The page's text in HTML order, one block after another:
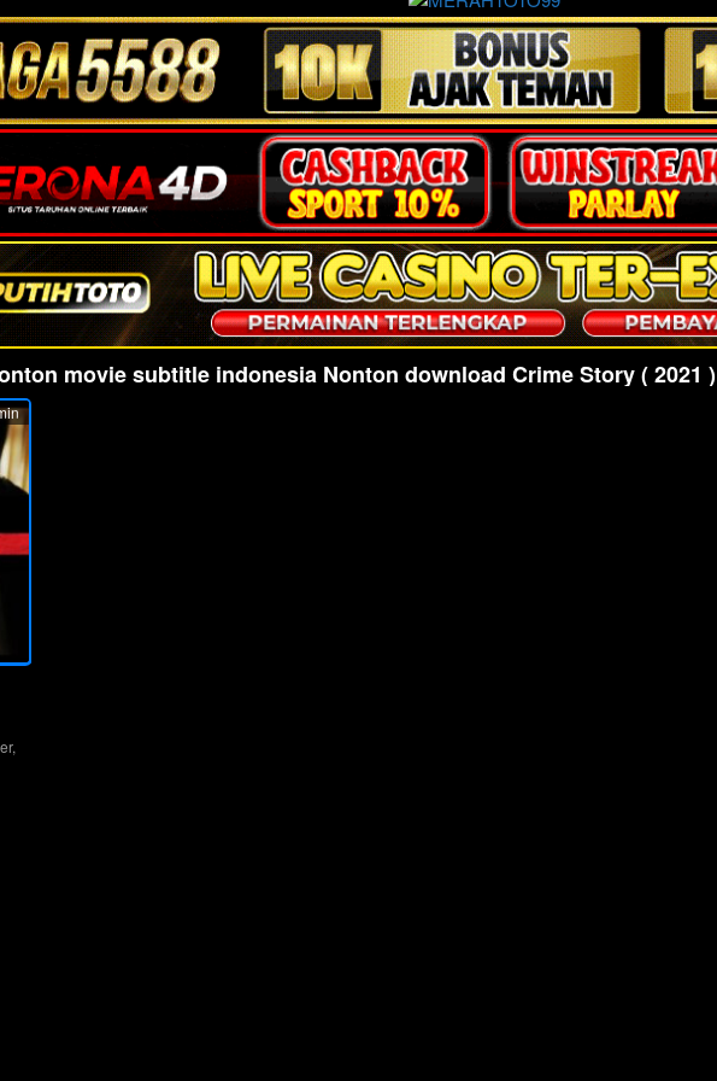
movie subtitle indonesia Nonton download Crime Story ( 2021 )
,